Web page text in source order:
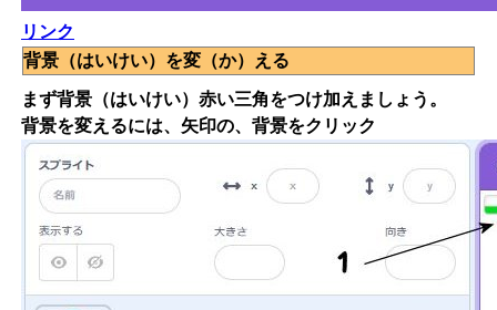
リンク
背景（はいけい）を変（か）える
まず背景（はいけい）赤い三角をつけ加えましょう。
背景を変えるには、矢印の、背景をクリック